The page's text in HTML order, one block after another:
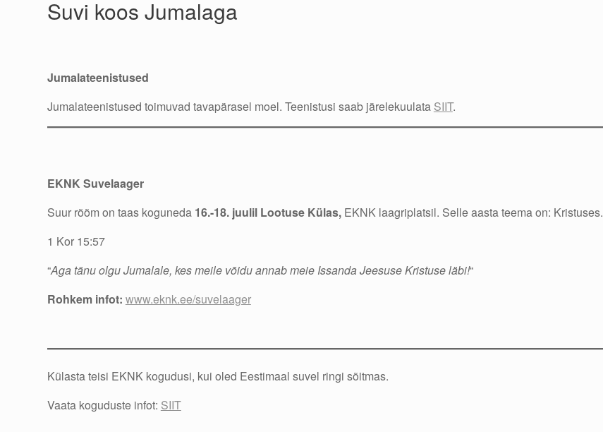
Suvi koos Jumalaga
Jumalateenistused
Jumalateenistused toimuvad tavapärasel moel. Teenistusi saab järelekuulata SIIT.
EKNK Suvelaager
Suur rõõm on taas koguneda 16.-18. juulil Lootuse Külas, EKNK laagriplatsil. Selle aasta teema on: Kristuses.
1 Kor 15:57
“Aga tänu olgu Jumalale, kes meile võidu annab meie Issanda Jeesuse Kristuse läbi!“
Rohkem infot: www.eknk.ee/suvelaager
Külasta teisi EKNK kogudusi, kui oled Eestimaal suvel ringi sõitmas.
Vaata koguduste infot: SIIT